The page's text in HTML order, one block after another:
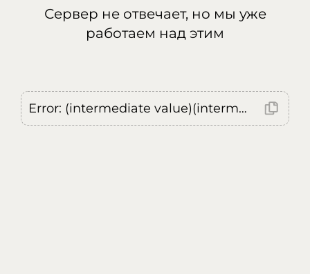
Сервер не отвечает, но мы уже
работаем над этим
Error: (intermediate value)(intermediate value)(intermediate value).replaceAll is not a function